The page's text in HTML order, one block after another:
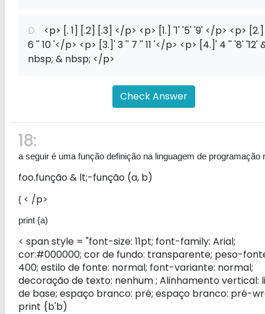
D. <p> [. 1] [.2] [.3] </p> <p> [1.] '1' '5' '9' </p> <p>
6 '' 10 '</p> <p> [3.]' 3 '' 7 '' 11 '</p> <p> [4.]' 4 '' '8' '12'
nbsp; & nbsp; </p>
Check Answer
18:
a seguir é uma função definição na linguagem de programação
foo.função & lt;-função (a, b)
{ < /p>
print {a)
< span style = "font-size: 11pt; font-family: Arial;
cor:#000000; cor de fundo: transparente; peso-
400; estilo de fonte: normal; font-variante: normal;
decoração de texto: nenhum ; Alinhamento vertical:
de base; espaço branco: pré; espaço branco: pré-
print {b'b)